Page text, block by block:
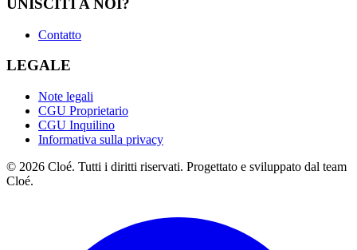
UNISCITI A NOI?
Contatto
LEGALE
Note legali
CGU Proprietario
CGU Inquilino
Informativa sulla privacy
© 2026 Cloé. Tutti i diritti riservati. Progettato e sviluppato dal team
Cloé.